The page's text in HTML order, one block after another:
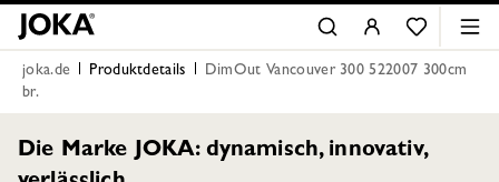
joka.de Produktdetails
DimOut Vancouver 300 522007 300cm
br.
Die Marke JOKA: dynamisch, innovativ,